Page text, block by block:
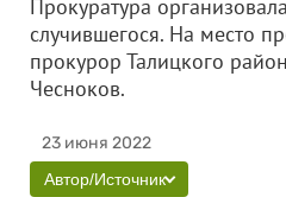
Прокуратура
случившегося. На место
прокурор Талицкого
Чесноков.
23 июня 2022
Автор/Источник